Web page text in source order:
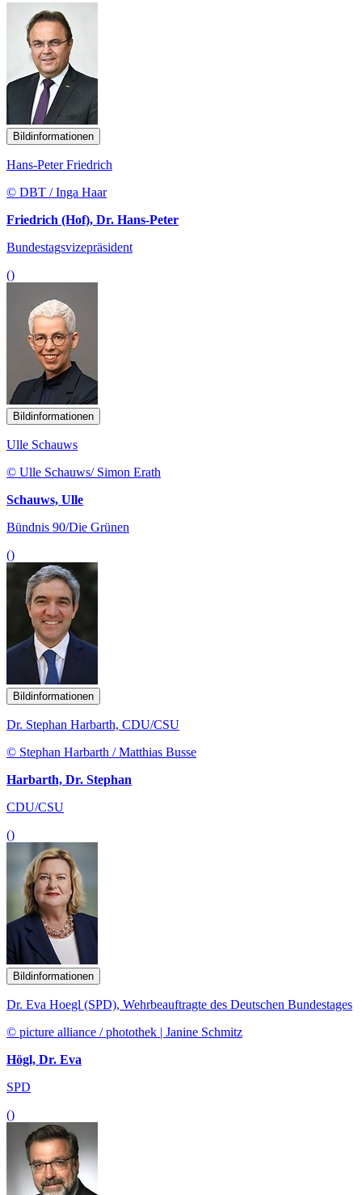
Bildinformationen
Hans-Peter Friedrich
© DBT / Inga Haar
Friedrich (Hof), Dr. Hans-Peter
Bundestagsvizepräsident
()
Bildinformationen
Ulle Schauws
© Ulle Schauws/ Simon Erath
Schauws, Ulle
Bündnis 90/Die Grünen
()
Bildinformationen
Dr. Stephan Harbarth, CDU/CSU
© Stephan Harbarth / Matthias Busse
Harbarth, Dr. Stephan
CDU/CSU
()
Bildinformationen
Dr. Eva Hoegl (SPD), Wehrbeauftragte des Deutschen Bundestages
© picture alliance / photothek | Janine Schmitz
Högl, Dr. Eva
SPD
()